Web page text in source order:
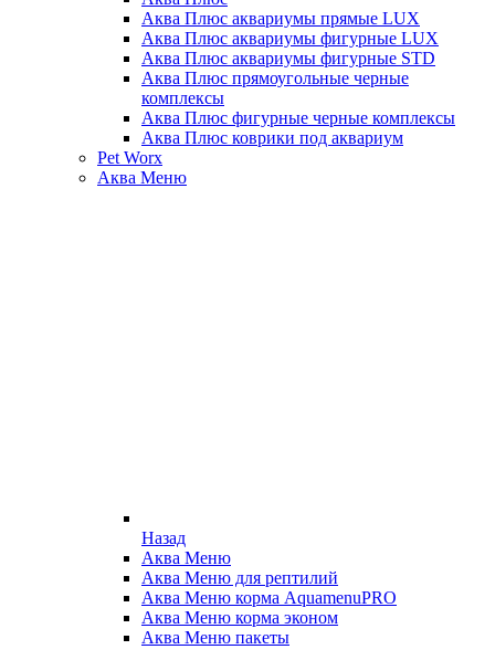
Аква Плюс аквариумы прямые LUX
Аква Плюс аквариумы фигурные LUX
Аква Плюс аквариумы фигурные STD
Аква Плюс прямоугольные черные
комплексы
Аква Плюс фигурные черные комплексы
Аква Плюс коврики под аквариум
Pet Worx
Аква Меню
Назад
Аква Меню
Аква Меню для рептилий
Аква Меню корма AquamenuPRO
Аква Меню корма эконом
Аква Меню пакеты